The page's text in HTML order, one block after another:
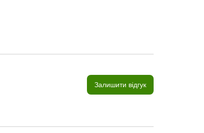
Залишити відгук